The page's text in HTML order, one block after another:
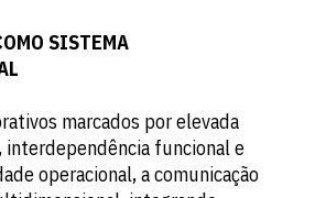
SISTEMA
marcados por elevada
interdependência funcional e
operacional, a comunicação